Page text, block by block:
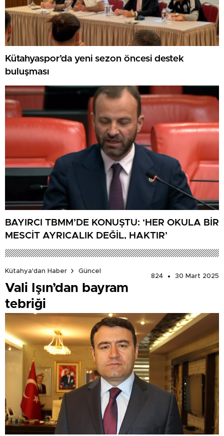
Kütahyaspor’da yeni sezon öncesi destek
buluşması
BAYIRCI TBMM’DE KONUŞTU: ‘HER OKULA BİR
MESCİT AYRICALIK DEĞİL, HAKTIR’
Kütahya'dan Haber
Güncel
824
30 Mart 2025
Vali Işın’dan bayram
tebriği